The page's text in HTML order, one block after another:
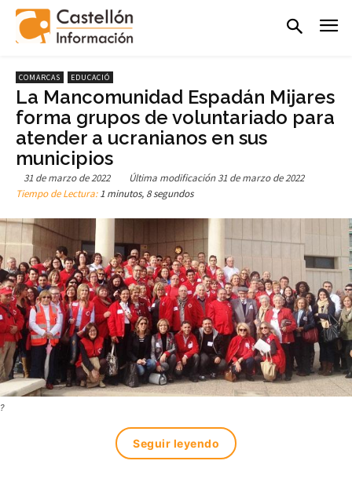
COMARCAS EDUCACIÓ
La Mancomunidad Espadán Mijares
forma grupos de voluntariado para
atender a ucranianos en sus
municipios
31 de marzo de 2022 Última modificación 31 de marzo de 2022
Tiempo de Lectura:1 minutos, 8 segundos
?
Seguir leyendo